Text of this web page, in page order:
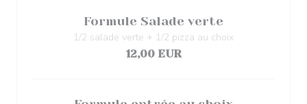
Formule Salade verte
1/2 salade verte + 1/2 pizza au choix
12,00 EUR